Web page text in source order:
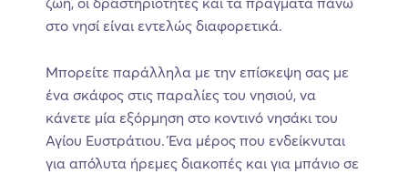
στο νησί είναι εντελώς διαφορετικά.
Μπορείτε παράλληλα με την επίσκεψη σας με
ένα σκάφος στις παραλίες του νησιού, να
κάνετε μία εξόρμηση στο κοντινό νησάκι του
Αγίου Ευστράτιου. Ένα μέρος που ενδείκνυται
για απόλυτα ήρεμες διακοπές και για μπάνιο σε